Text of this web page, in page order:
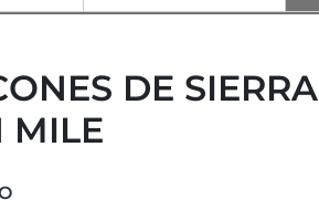
DE SIERRA
MILE